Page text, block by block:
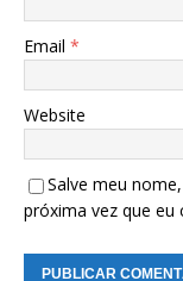
Email *
Website
Salve meu
próxima vez que eu